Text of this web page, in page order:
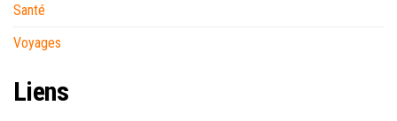
Santé
Voyages
Liens